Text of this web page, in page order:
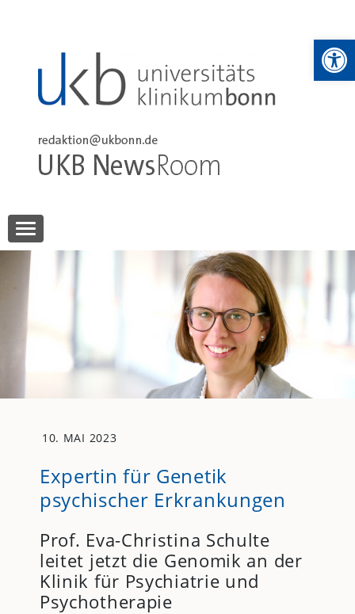
UKB NewsRoom
10. MAI 2023
Expertin für Genetik
psychischer Erkrankungen
Prof. Eva-Christina Schulte
leitet jetzt die Genomik an der
Klinik für Psychiatrie und
Psychotherapie